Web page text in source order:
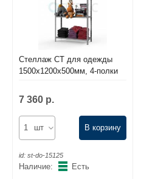
Стеллаж СТ для одежды
1500х1200х500мм, 4-полки
7 360 р.
шт В корзину
id: st-do-15125
Наличие:
Есть